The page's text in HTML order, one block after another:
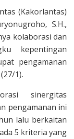
(Kakorlantas)
S.H.,
kolaborasi dan
kepentingan
pengamanan
1).
sinergitas
pengamanan ini
lalu berkaitan
5 kriteria yang